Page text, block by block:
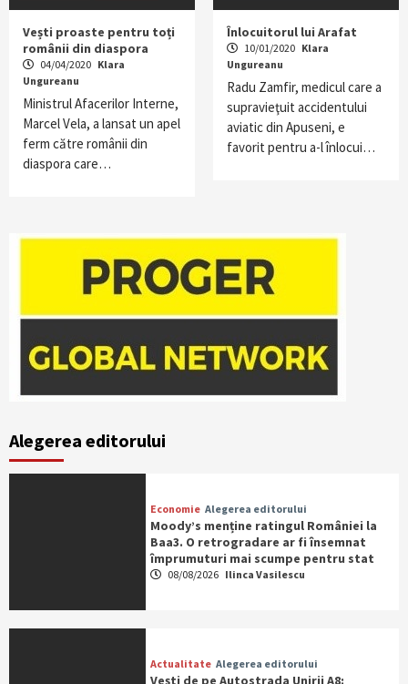
Vești proaste pentru toți
românii din diaspora
04/04/2020 Klara
Ungureanu
Ministrul Afacerilor Interne,
Marcel Vela, a lansat un apel
ferm către românii din
diaspora care…
Înlocuitorul lui Arafat
10/01/2020 Klara
Ungureanu
Radu Zamfir, medicul care a
supravieţuit accidentului
aviatic din Apuseni, e
favorit pentru a-l înlocui…
Alegerea editorului
Economie Alegerea editorului
Moody’s menține ratingul României la
Baa3. O retrogradare ar fi însemnat
împrumuturi mai scumpe pentru stat
08/08/2026 Ilinca Vasilescu
Actualitate Alegerea editorului
Vești de pe Autostrada Unirii A8: